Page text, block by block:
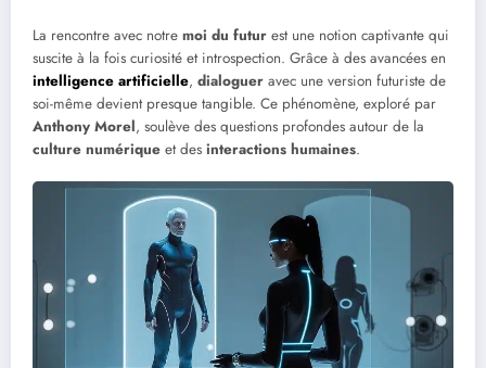
La rencontre avec notre moi du futur est une notion captivante qui
suscite à la fois curiosité et introspection. Grâce à des avancées en
intelligence artificielle, dialoguer avec une version futuriste de
soi-même devient presque tangible. Ce phénomène, exploré par
Anthony Morel, soulève des questions profondes autour de la
culture numérique et des interactions humaines.